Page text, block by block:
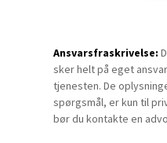
Ansvarsfraskrivelse:
sker helt på eget
tjenesten. De
spørgsmål, er kun til
bør du kontakte en